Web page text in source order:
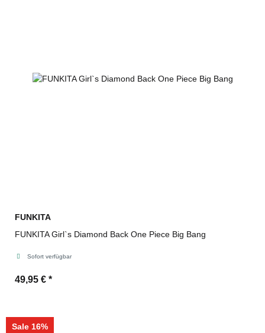
FUNKITA
FUNKITA Girl`s Diamond Back One Piece Big Bang
Sofort verfügbar
49,95 € *
Sale 16%